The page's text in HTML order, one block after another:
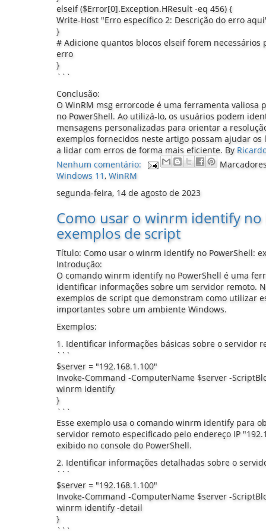
elseif ($Error[0].Exception.HResult -eq 456) {
Write-Host "Erro específico 2: Descrição do erro
}
# Adicione quantos blocos elseif forem
erro
}
```
Conclusão:
O WinRM msg errorcode é uma ferramenta valiosa
no PowerShell. Ao utilizá-lo, os usuários podem
mensagens personalizadas para orientar a
exemplos fornecidos neste artigo possam ajudar
a lidar com erros de forma mais eficiente. By
Nenhum comentário:
Windows 11, WinRM
segunda-feira, 14 de agosto de 2023
Como usar o winrm identify no
exemplos de script
Título: Como usar o winrm identify no PowerShell:
Introdução:
O comando winrm identify no PowerShell é uma
identificar informações sobre um servidor remoto.
exemplos de script que demonstram como utilizar
importantes sobre um ambiente Windows.
Exemplos:
1. Identificar informações básicas sobre o servidor
```
$server = "192.168.1.100"
Invoke-Command -ComputerName $server -
winrm identify
}
```
Esse exemplo usa o comando winrm identify para
servidor remoto especificado pelo endereço IP
exibido no console do PowerShell.
2. Identificar informações detalhadas sobre o
```
$server = "192.168.1.100"
Invoke-Command -ComputerName $server -
winrm identify -detail
}